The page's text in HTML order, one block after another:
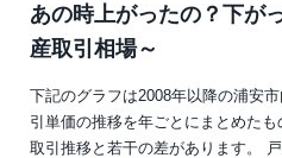
あの時上がったの？下
産取引相場～
下記のグラフは2008年以降の浦安
引単価の推移を年ごとにまとめた
取引推移と若干の差があります。